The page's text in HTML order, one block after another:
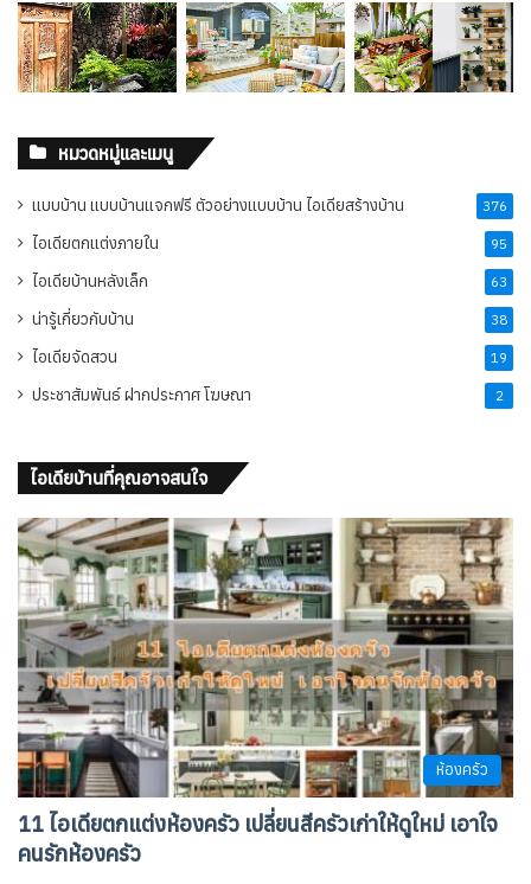
หมวดหมู่และเมนู
แบบบ้าน แบบบ้านแจกฟรี ตัวอย่างแบบบ้าน ไอเดียสร้างบ้าน 376
ไอเดียตกแต่งภายใน 95
ไอเดียบ้านหลังเล็ก 63
น่ารู้เกี่ยวกับบ้าน 38
ไอเดียจัดสวน 19
ประชาสัมพันธ์ ฝากประกาศ โฆษณา 2
ไอเดียบ้านที่คุณอาจสนใจ
ห้องครัว
11 ไอเดียตกแต่งห้องครัว เปลี่ยนสีครัวเก่าให้ดูใหม่ เอาใจ
คนรักห้องครัว